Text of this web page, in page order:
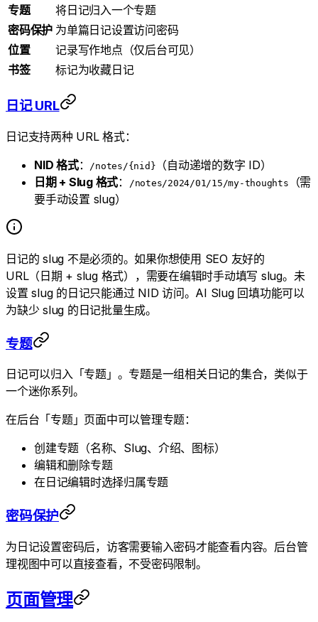
专题
将日记归入一个专题
密码保护 为单篇日记设置访问密码
位置
记录写作地点（仅后台可见）
书签
标记为收藏日记
日记 URL
日记支持两种 URL 格式：
NID 格式： /notes/{nid}
（自动递增的数字 ID）
日期 + Slug 格式： /notes/2024/01/15/my-thoughts
（需
要手动设置 slug）
日记的 slug 不是必须的。如果你想使用 SEO 友好的
URL（日期 + slug 格式），需要在编辑时手动填写 slug。未
设置 slug 的日记只能通过 NID 访问。AI Slug 回填功能可以
为缺少 slug 的日记批量生成。
专题
日记可以归入「专题」。专题是一组相关日记的集合，类似于
一个迷你系列。
在后台「专题」页面中可以管理专题：
创建专题（名称、Slug、介绍、图标）
编辑和删除专题
在日记编辑时选择归属专题
密码保护
为日记设置密码后，访客需要输入密码才能查看内容。后台管
理视图中可以直接查看，不受密码限制。
页面管理